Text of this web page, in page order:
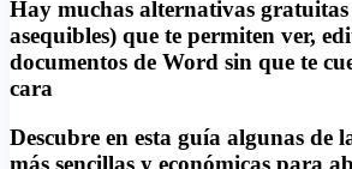
Hay muchas alternativas
asequibles) que te permiten ver,
documentos de Word sin que te
cara
Descubre en esta guía algunas de
más sencillas y económicas para